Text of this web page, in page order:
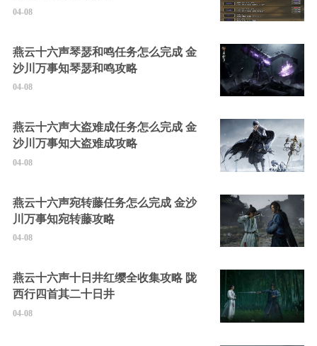
04-08
燕云十六声琴瑟和鸣任务怎么完成 金
沙川万事知琴瑟和鸣攻略
04-08
燕云十六声大盗难成任务怎么完成 金
沙川万事知大盗难成攻略
04-08
燕云十六声宛转藤任务怎么完成 金沙
川万事知宛转藤攻略
04-08
燕云十六声十日井红缨全收集攻略 陇
西行四首其二十日井
04-08